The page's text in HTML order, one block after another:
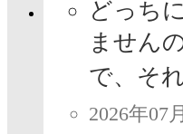
どっち
ません
で、そ
2026年07